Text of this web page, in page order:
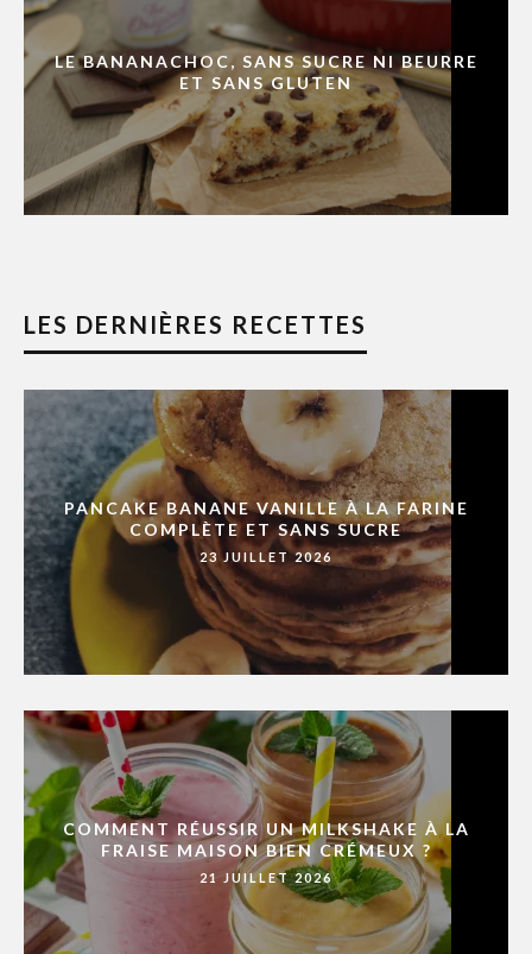
LE BANANACHOC, SANS SUCRE NI BEURRE
ET SANS GLUTEN
LES DERNIÈRES RECETTES
PANCAKE BANANE VANILLE À LA FARINE
COMPLÈTE ET SANS SUCRE
23 JUILLET 2026
COMMENT RÉUSSIR UN MILKSHAKE À LA
FRAISE MAISON BIEN CRÉMEUX ?
21 JUILLET 2026